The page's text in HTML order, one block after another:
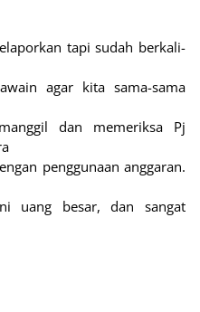
tapi sudah berkali-
agar kita sama-sama
dan memeriksa Pj
penggunaan anggaran.
uang besar, dan sangat